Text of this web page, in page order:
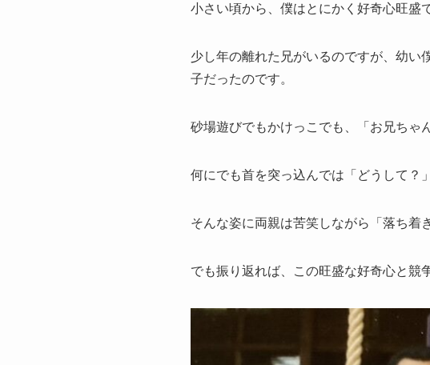
小さい頃から、僕はとにかく好奇心旺盛
少し年の離れた兄がいるのですが、幼い
子だったのです。
砂場遊びでもかけっこでも、「お兄ちゃ
何にでも首を突っ込んでは「どうして
そんな姿に両親は苦笑しながら「落ち着
でも振り返れば、この旺盛な好奇心と競